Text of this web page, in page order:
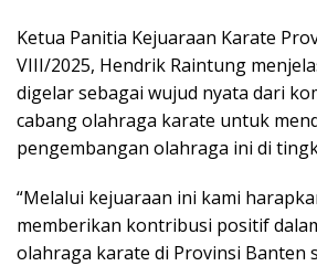
Ketua Panitia Kejuaraan Karate
VIII/2025, Hendrik Raintung
digelar sebagai wujud nyata dari
cabang olahraga karate untuk
pengembangan olahraga ini di
“Melalui kejuaraan ini kami
memberikan kontribusi positif
olahraga karate di Provinsi Banten